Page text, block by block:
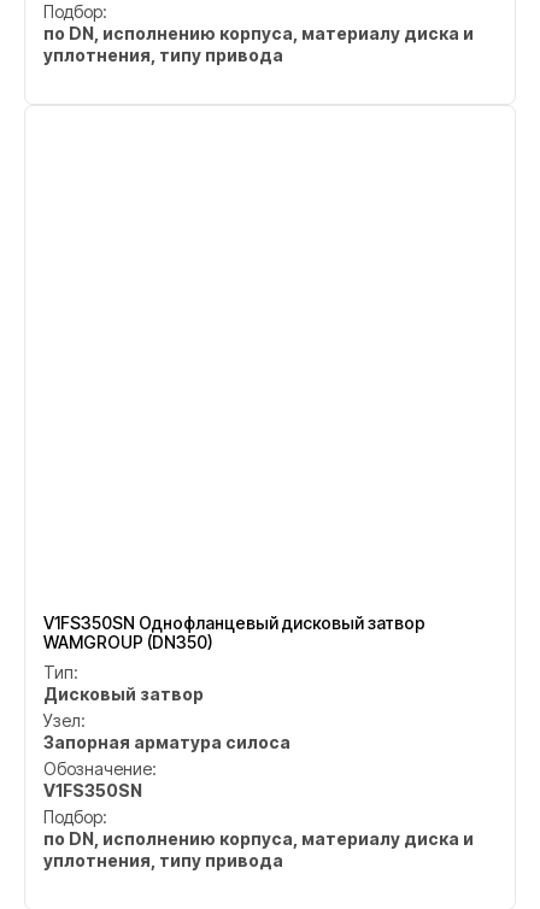
Подбор:
по DN, исполнению корпуса, материалу диска и
уплотнения, типу привода
V1FS350SN Однофланцевый дисковый затвор
WAMGROUP (DN350)
Тип:
Дисковый затвор
Узел:
Запорная арматура силоса
Обозначение:
V1FS350SN
Подбор:
по DN, исполнению корпуса, материалу диска и
уплотнения, типу привода